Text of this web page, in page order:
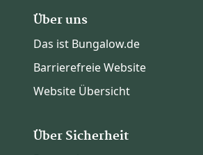
Über uns
Das ist Bungalow.de
Barrierefreie Website
Website Übersicht
Über Sicherheit